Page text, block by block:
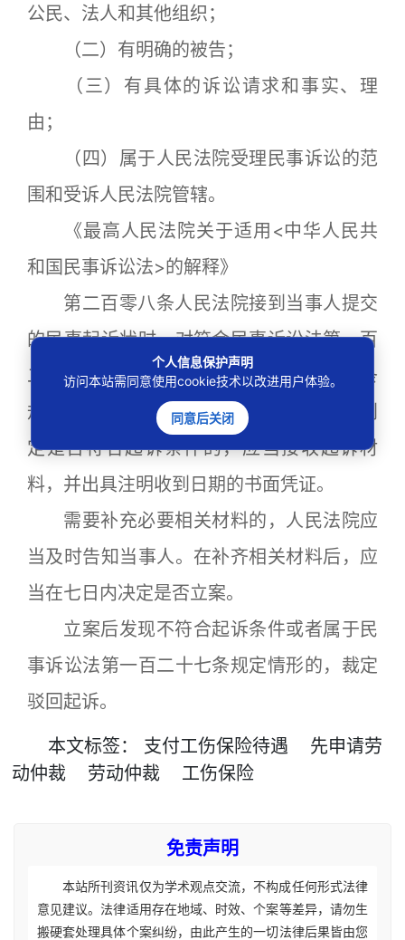
公民、法人和其他组织；
（二）有明确的被告；
（三）有具体的诉讼请求和事实、理
由；
（四）属于人民法院受理民事诉讼的范
围和受诉人民法院管辖。
《最高人民法院关于适用<中华人民共
和国民事诉讼法>的解释》
第二百零八条人民法院接到当事人提交
的民事起诉状时，对符合民事诉讼法第一百
二十二条的规定，且不属于第一百二十七条
规定情形的，应当登记立案；对当场不能判
定是否符合起诉条件的，应当接收起诉材
料，并出具注明收到日期的书面凭证。
需要补充必要相关材料的，人民法院应
当及时告知当事人。在补齐相关材料后，应
当在七日内决定是否立案。
立案后发现不符合起诉条件或者属于民
事诉讼法第一百二十七条规定情形的，裁定
驳回起诉。
本文标签： 支付工伤保险待遇
先申请劳
动仲裁
劳动仲裁 工伤保险
免责声明
本站所刊资讯仅为学术观点交流，不构成任何形式法律
意见建议。法律适用存在地域、时效、个案等差异，请勿生
搬硬套处理具体个案纠纷，由此产生的一切法律后果皆由您
个人信息保护声明
访问本站需同意使用cookie技术以改进用户体验。
同意后关闭